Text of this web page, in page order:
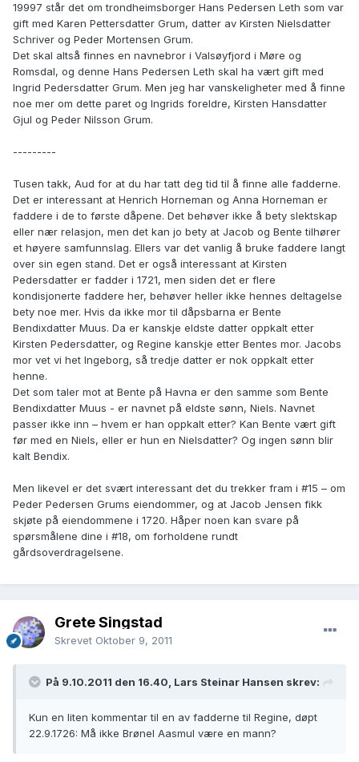
19997 står det om trondheimsborger Hans Pedersen Leth som var
gift med Karen Pettersdatter Grum, datter av Kirsten Nielsdatter
Schriver og Peder Mortensen Grum.
Det skal altså finnes en navnebror i Valsøyfjord i Møre og
Romsdal, og denne Hans Pedersen Leth skal ha vært gift med
Ingrid Pedersdatter Grum. Men jeg har vanskeligheter med å finne
noe mer om dette paret og Ingrids foreldre, Kirsten Hansdatter
Gjul og Peder Nilsson Grum.
---------
Tusen takk, Aud for at du har tatt deg tid til å finne alle fadderne.
Det er interessant at Henrich Horneman og Anna Horneman er
faddere i de to første dåpene. Det behøver ikke å bety slektskap
eller nær relasjon, men det kan jo bety at Jacob og Bente tilhører
et høyere samfunnslag. Ellers var det vanlig å bruke faddere langt
over sin egen stand. Det er også interessant at Kirsten
Pedersdatter er fadder i 1721, men siden det er flere
kondisjonerte faddere her, behøver heller ikke hennes deltagelse
bety noe mer. Hvis da ikke mor til dåpsbarna er Bente
Bendixdatter Muus. Da er kanskje eldste datter oppkalt etter
Kirsten Pedersdatter, og Regine kanskje etter Bentes mor. Jacobs
mor vet vi het Ingeborg, så tredje datter er nok oppkalt etter
henne.
Det som taler mot at Bente på Havna er den samme som Bente
Bendixdatter Muus - er navnet på eldste sønn, Niels. Navnet
passer ikke inn – hvem er han oppkalt etter? Kan Bente vært gift
før med en Niels, eller er hun en Nielsdatter? Og ingen sønn blir
kalt Bendix.
Men likevel er det svært interessant det du trekker fram i #15 – om
Peder Pedersen Grums eiendommer, og at Jacob Jensen fikk
skjøte på eiendommene i 1720. Håper noen kan svare på
spørsmålene dine i #18, om forholdene rundt
gårdsoverdragelsene.
Grete Singstad
Skrevet Oktober 9, 2011
På 9.10.2011 den 16.40, Lars Steinar Hansen skrev:
Kun en liten kommentar til en av fadderne til Regine, døpt
22.9.1726: Må ikke Brønel Aasmul være en mann?